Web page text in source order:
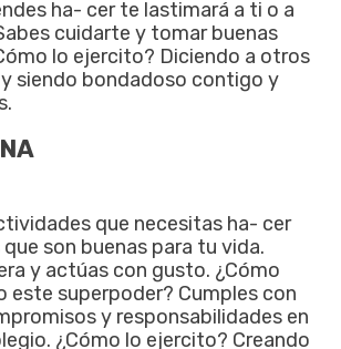
ha- cer te lastimará a ti o a
cuidarte y tomar buenas
lo ejercito? Diciendo a otros
siendo bondadoso contigo y
que necesitas ha- cer
son buenas para tu vida.
y actúas con gusto. ¿Cómo
este superpoder? Cumples con
y responsabilidades en
¿Cómo lo ejercito? Creando